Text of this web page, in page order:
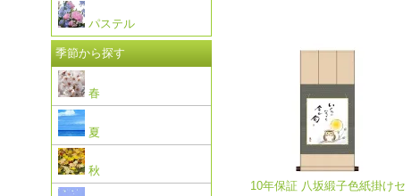
10年保証 八坂緞子色紙掛けセ
パステル
季節から探す
春
夏
秋